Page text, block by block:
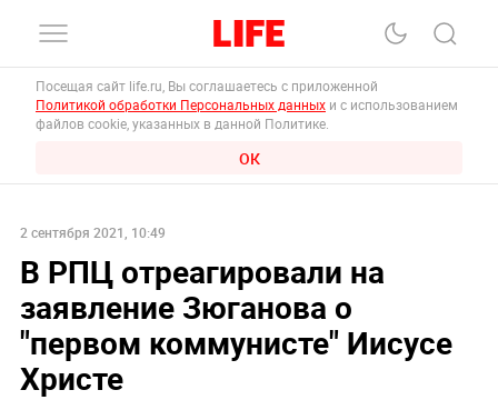
Посещая сайт life.ru, Вы соглашаетесь с приложенной
Политикой обработки Персональных данных и с использованием
файлов cookie, указанных в данной Политике.
ОК
2 сентября 2021, 10:49
В РПЦ отреагировали на
заявление Зюганова о
"первом коммунисте" Иисусе
Христе